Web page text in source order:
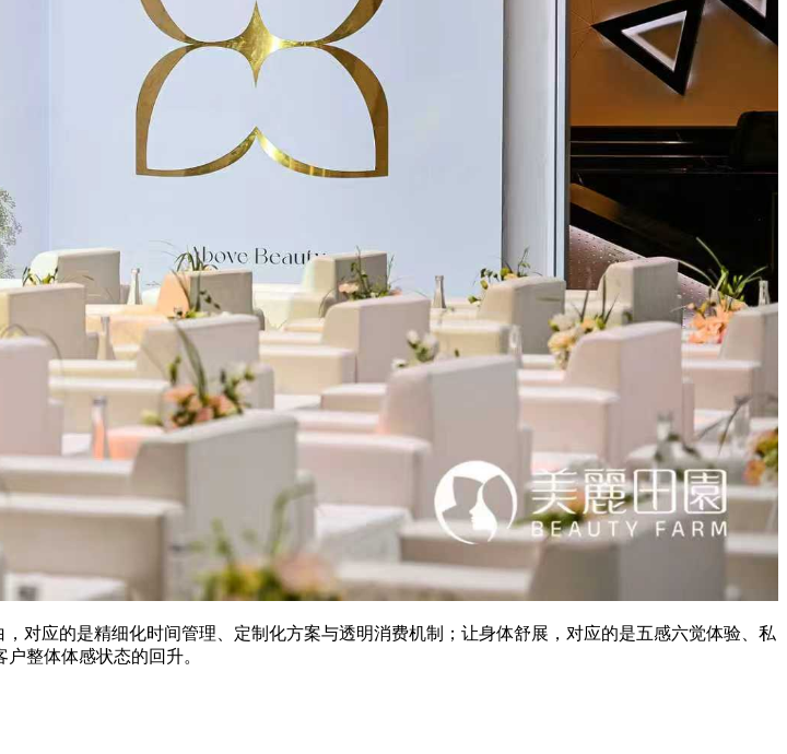
对应的是精细化时间管理、定制化方案与透明消费机制；让身体舒展，对应的是五感六觉体验、私
整体体感状态的回升。